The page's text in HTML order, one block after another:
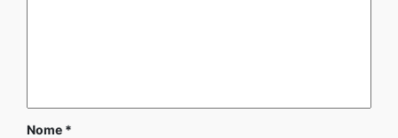
Nome *